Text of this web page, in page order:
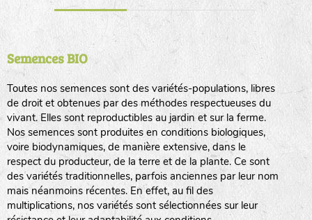
Semences BIO
Toutes nos semences sont des variétés-populations, libres
de droit et obtenues par des méthodes respectueuses du
vivant. Elles sont reproductibles au jardin et sur la ferme.
Nos semences sont produites en conditions biologiques,
voire biodynamiques, de manière extensive, dans le
respect du producteur, de la terre et de la plante. Ce sont
des variétés traditionnelles, parfois anciennes par leur nom
mais néanmoins récentes. En effet, au fil des
multiplications, nos variétés sont sélectionnées sur leur
haies
zone sauvage